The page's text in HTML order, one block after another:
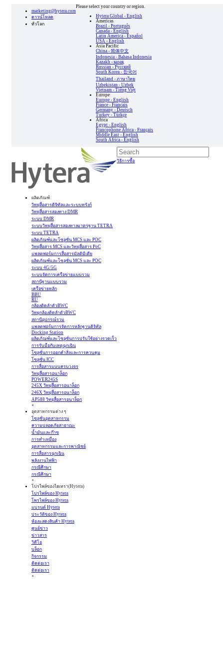
marketing@hytera.com
ดาวน์โหลด
ทั่วโลก
Please select your country or region.
Hytera Global - English
Americas
Brazil - Português
Canada - English
Latin America - Español
USA - English
Asia Pacific
China - 简体中文
Indonesia - Bahasa Indonesia
Kazakh - қазақ
Russian - Pусский
South Korea - 한국어
Thailand - ภาษาไทย
Uzbekistan - Uzbek
Vietnam - Tiếng Việt
Europe
Europe - English
France - Francais
Germany - Deutsch
Turkey - Türkçe
Africa
Egypt - English
Francophone Africa - Français
Middle East - English
South Africa - English
ผลิตภัณฑ์
วิทยุสื่อสารดิจิทัลและระบบทรังก์
วิทยุสื่อสารสองทาง DMR
ระบบ DMR
ระบบวิทยุสื่อสารสองทางมาตรฐาน TETRA
ระบบ TETRA
ผลิตภัณฑ์และโซลูชั่น MCS และ POC
วิทยุสื่อสาร MCS และวิทยุสื่อสาร PoC
แพลตฟอร์มการสื่อสารมัลติมีเดีย
ผลิตภัณฑ์และโซลูชั่น MCS และ POC
ระบบ 4G/5G
ระบบจัดการเครือข่ายแบบรวม
สถานีฐานแบบรวม
เครือข่ายหลัก
BBU
RU
กล้องติดลำตัวBWC
วิทยุกล้องติดลำตัวBWC
สถานีอุปกรณ์รวม
แพลตฟอร์มการจัดการหลักฐานดิจิทัล
Docking Station
ผลิตภัณฑ์และโซลูชั่นการปรับใช้อย่างรวดเร็ว
การรับมือกับเหตุฉุกเฉิน
โซลูชั่นการออกคำสั่งและการควบคุม
โซลูชั่น ICC
การสื่อสารแบบครบวงจร
วิทยุสื่อสารอนาล็อก
POWER245S
245X วิทยุสื่อสารอนาล็อก
246X วิทยุสื่อสารอนาล็อก
AP588 วิทยุสื่อสารอนาล็อก
×
อุตสาหกรรมต่าง ๆ
โซลูชั่นอุตสาหกรรม
ความปลอดภัยสาธาณะ
น้ำมันและก๊าซ
การทำเหมือง
อุตสาหกรรมและการพาณิชย์
การสื่อสารฉุกเฉิน
พลังงานไฟฟ้า
กรณีศึกษา
กรณีศึกษา
×
โปรไฟล์ของไฮเทรา(Hytera)
โปรไฟล์ของ Hytera
โพรไฟล์ของ Hytera
แบรนด์ Hytera
ประวัติของ Hytera
ห้องแสดงสินค้า Hytera
ศูนย์ข่าว
ข่าวสาร
วิดีโอ
บล็อก
กิจกรรม
ติดต่อเรา
ติดต่อเรา
×
วิธีการซื้อ